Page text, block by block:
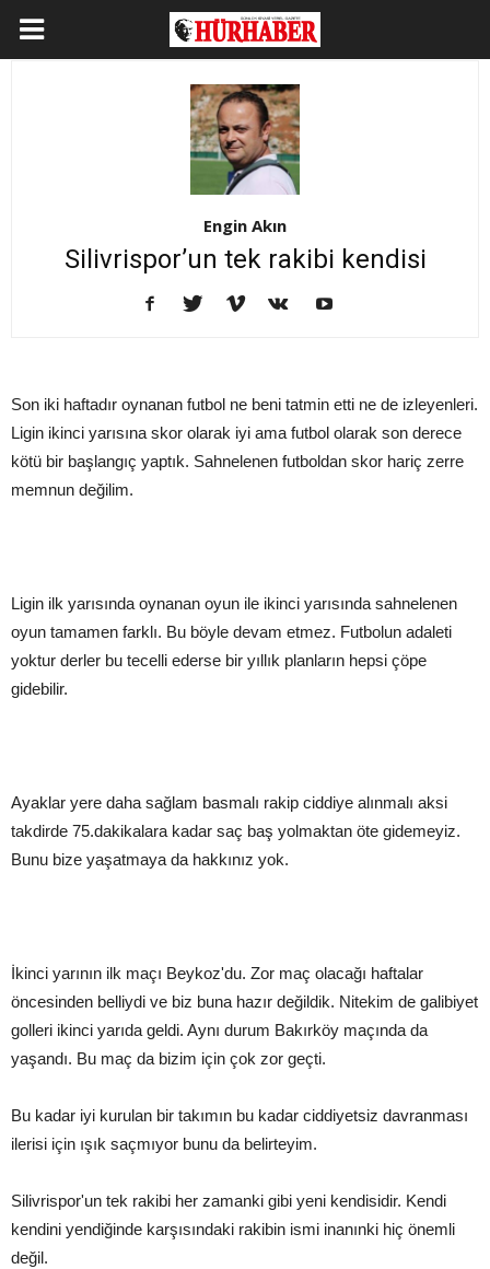
Engin Akın
Silivrispor’un tek rakibi kendisi
Son iki haftadır oynanan futbol ne beni tatmin etti ne de izleyenleri.
Ligin ikinci yarısına skor olarak iyi ama futbol olarak son derece
kötü bir başlangıç yaptık. Sahnelenen futboldan skor hariç zerre
memnun değilim.
Ligin ilk yarısında oynanan oyun ile ikinci yarısında sahnelenen
oyun tamamen farklı. Bu böyle devam etmez. Futbolun adaleti
yoktur derler bu tecelli ederse bir yıllık planların hepsi çöpe
gidebilir.
Ayaklar yere daha sağlam basmalı rakip ciddiye alınmalı aksi
takdirde 75.dakikalara kadar saç baş yolmaktan öte gidemeyiz.
Bunu bize yaşatmaya da hakkınız yok.
İkinci yarının ilk maçı Beykoz'du. Zor maç olacağı haftalar
öncesinden belliydi ve biz buna hazır değildik. Nitekim de galibiyet
golleri ikinci yarıda geldi. Aynı durum Bakırköy maçında da
yaşandı. Bu maç da bizim için çok zor geçti.
Bu kadar iyi kurulan bir takımın bu kadar ciddiyetsiz davranması
ilerisi için ışık saçmıyor bunu da belirteyim.
Silivrispor'un tek rakibi her zamanki gibi yeni kendisidir. Kendi
kendini yendiğinde karşısındaki rakibin ismi inanınki hiç önemli
değil.